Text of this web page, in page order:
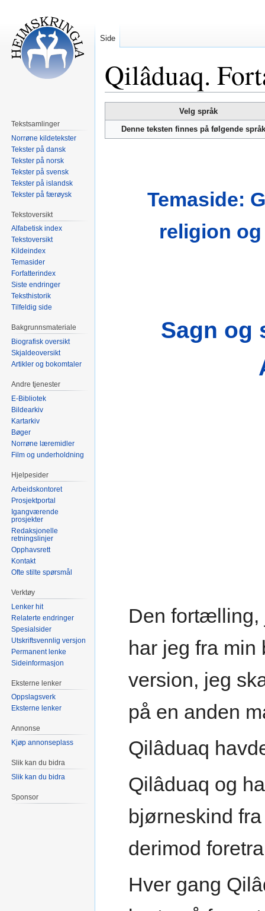
Qilâduaq.
til
navigering
til
Velg språk
Denne teksten finnes på følgende
Temaside:
religion
Sagn og
Den fortælling,
har jeg fra min
version, jeg
på en anden
Qilâduaq
Qilâduaq og
bjørneskind
derimod
Hver gang
Side
Tekstsamlinger
Norrøne kildetekster
Tekster på dansk
Tekster på norsk
Tekster på svensk
Tekster på islandsk
Tekster på færøysk
Tekstoversikt
Alfabetisk index
Tekstoversikt
Kildeindex
Temasider
Forfatterindex
Siste endringer
Teksthistorik
Tilfeldig side
Bakgrunnsmateriale
Biografisk oversikt
Skjaldeoversikt
Artikler og bokomtaler
Andre tjenester
E-Bibliotek
Bildearkiv
Kartarkiv
Bøger
Norrøne læremidler
Film og underholdning
Hjelpesider
Arbeidskontoret
Prosjektportal
Igangværende
prosjekter
Redaksjonelle
retningslinjer
Opphavsrett
Kontakt
Ofte stilte spørsmål
Verktøy
Lenker hit
Relaterte endringer
Spesialsider
Utskriftsvennlig versjon
Permanent lenke
Sideinformasjon
Eksterne lenker
Oppslagsverk
Eksterne lenker
Annonse
Kjøp annonseplass
Slik kan du bidra
Slik kan du bidra
Sponsor